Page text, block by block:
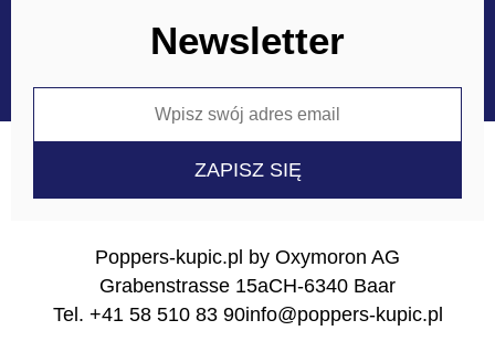
Newsletter
Poppers-kupic.pl by Oxymoron AG
Grabenstrasse 15aCH-6340 Baar
Tel. +41 58 510 83 90info@poppers-kupic.pl